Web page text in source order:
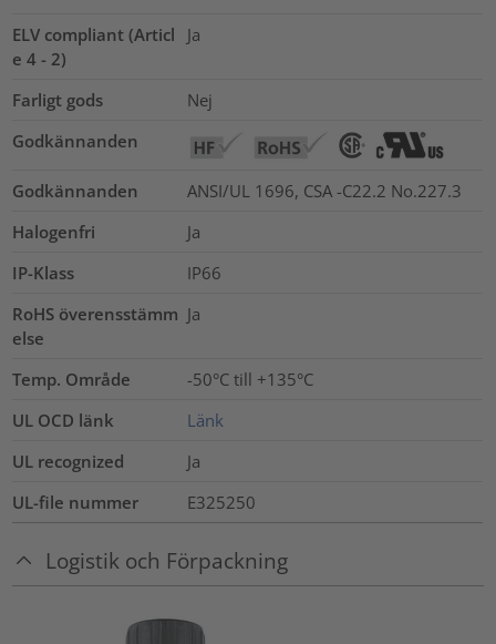
ELV compliant (Articl
e 4 - 2)
Ja
Farligt gods
Nej
Godkännanden
Godkännanden
ANSI/UL 1696, CSA -C22.2 No.227.3
Halogenfri
Ja
IP-Klass
IP66
RoHS överensstämm
else
Ja
Temp. Område
-50°C till +135°C
UL OCD länk
Länk
UL recognized
Ja
UL-file nummer
E325250
Logistik och Förpackning